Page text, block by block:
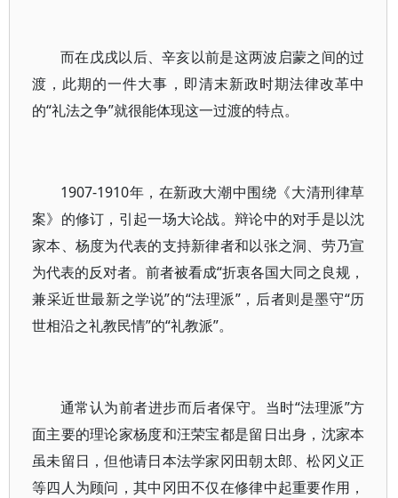
而在戊戌以后、辛亥以前是这两波启蒙之间的过
渡，此期的一件大事，即清末新政时期法律改革中
的“礼法之争”就很能体现这一过渡的特点。
1907-1910年，在新政大潮中围绕《大清刑律草
案》的修订，引起一场大论战。辩论中的对手是以沈
家本、杨度为代表的支持新律者和以张之洞、劳乃宣
为代表的反对者。前者被看成“折衷各国大同之良规，
兼采近世最新之学说”的“法理派”，后者则是墨守“历
世相沿之礼教民情”的“礼教派”。
通常认为前者进步而后者保守。当时“法理派”方
面主要的理论家杨度和汪荣宝都是留日出身，沈家本
虽未留日，但他请日本法学家冈田朝太郎、松冈义正
等四人为顾问，其中冈田不仅在修律中起重要作用，